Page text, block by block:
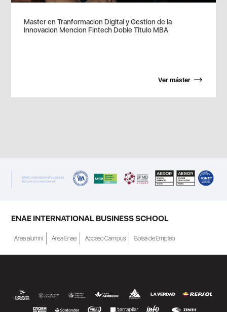
Master en Tranformacion Digital y Gestion de la
Innovacion Mencion Fintech Doble Titulo MBA
Ver máster
ENAE INTERNATIONAL BUSINESS SCHOOL
Área alumni Área Enae Acceso Campus Bolsa de Empleo